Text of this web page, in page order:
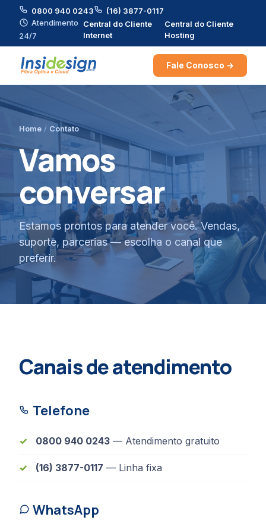
0800 940 0243
(16) 3877-0117
Atendimento
24/7
Central do Cliente
Internet
Central do Cliente
Hosting
Fale Conosco →
Home / Contato
Vamos
conversar
Estamos prontos para atender você. Vendas,
suporte, parcerias — escolha o canal que
preferir.
Canais de atendimento
Telefone
0800 940 0243 — Atendimento gratuito
(16) 3877-0117 — Linha fixa
WhatsApp